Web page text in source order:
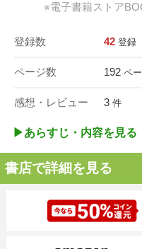
※電子書籍ストア
登録数 42 登録
ページ数 192 ペ
感想・レビュー 3 件
▶︎あらすじ・内容を見る
書店で詳細を見る